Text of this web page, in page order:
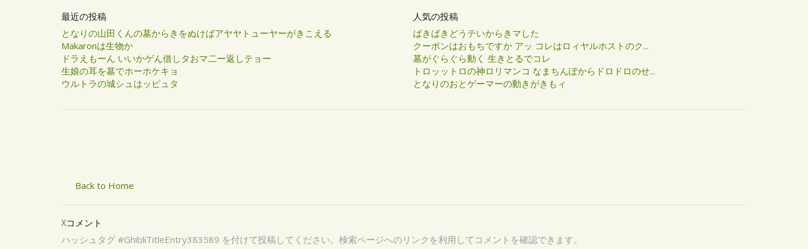
最近の投稿
となりの山田くんの墓からきをぬけばアヤヤトューヤーがきこえる
Makaronは生物か
ドラえもーん いいかゲん借しタおマ二ー返しテョー
生娘の耳を墓でホーホケキョ
ウルトラの城シュはッピュタ
人気の投稿
ばきばきどうテいからきマした
クーポンはおもちですか アッ コレはロィヤルホストのク...
墓がぐらぐら動く 生きとるでコレ
トロッットロの神ロリマンコ なまちんぽからドロドロのせ...
となりのおとゲーマーの動きがきもィ
Back to Home
Xコメント
ハッシュタグ #GhibliTitleEntry383589 を付けて投稿してください。検索ページへのリンクを利用してコメントを確認できます。